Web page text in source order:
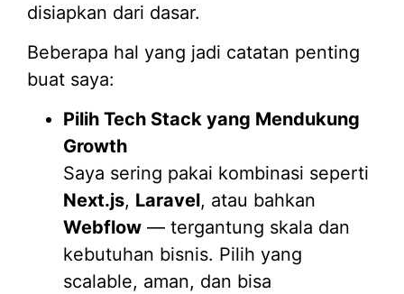
disiapkan dari dasar.
Beberapa hal yang jadi catatan penting
buat saya:
Pilih Tech Stack yang Mendukung
Growth
Saya sering pakai kombinasi seperti
Next.js, Laravel, atau bahkan
Webflow — tergantung skala dan
kebutuhan bisnis. Pilih yang
scalable, aman, dan bisa